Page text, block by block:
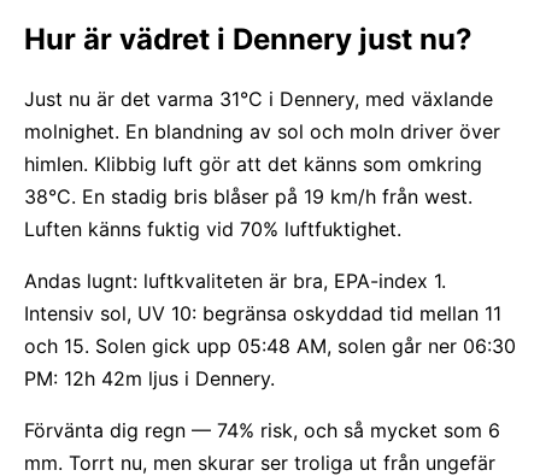
Hur är vädret i Dennery just nu?
Just nu är det varma 31°C i Dennery, med växlande
molnighet. En blandning av sol och moln driver över
himlen. Klibbig luft gör att det känns som omkring
38°C. En stadig bris blåser på 19 km/h från west.
Luften känns fuktig vid 70% luftfuktighet.
Andas lugnt: luftkvaliteten är bra, EPA-index 1.
Intensiv sol, UV 10: begränsa oskyddad tid mellan 11
och 15. Solen gick upp 05:48 AM, solen går ner 06:30
PM: 12h 42m ljus i Dennery.
Förvänta dig regn — 74% risk, och så mycket som 6
mm. Torrt nu, men skurar ser troliga ut från ungefär